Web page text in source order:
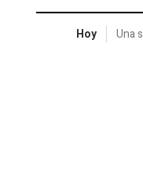
Hoy Una